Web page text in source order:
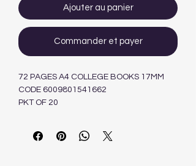
Ajouter au panier
Commander et payer
72 PAGES A4 COLLEGE BOOKS 17MM
CODE 6009801541662
PKT OF 20